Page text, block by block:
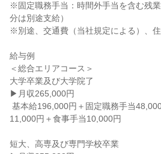
※固定職務手当：時間外手当を含む残
分は別途支給）
※別途、交通費（当社規定による）、
給与例
＜総合エリアコース＞
大学卒業及び大学院了
▶月収265,000円
11,000円＋食事手当10,000円
短大、高専及び専門学校卒業